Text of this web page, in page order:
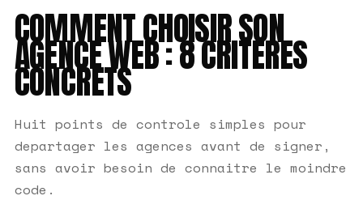
COMMENT CHOISIR SON
AGENCE WEB : 8 CRITERES
CONCRETS
Huit points de controle simples pour
departager les agences avant de signer,
sans avoir besoin de connaitre le moindre
code.